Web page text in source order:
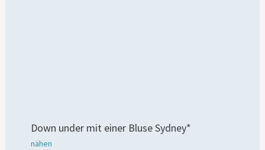
Down under mit einer Bluse Sydney*
nähen